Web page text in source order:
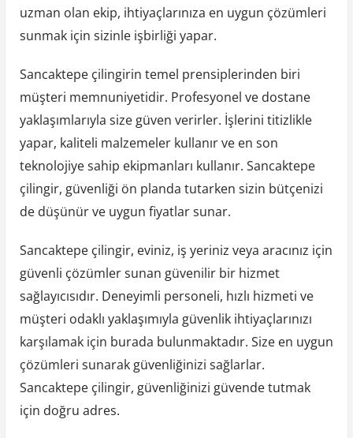
uzman olan ekip, ihtiyaçlarınıza en uygun çözümleri
sunmak için sizinle işbirliği yapar.
Sancaktepe çilingirin temel prensiplerinden biri
müşteri memnuniyetidir. Profesyonel ve dostane
yaklaşımlarıyla size güven verirler. İşlerini titizlikle
yapar, kaliteli malzemeler kullanır ve en son
teknolojiye sahip ekipmanları kullanır. Sancaktepe
çilingir, güvenliği ön planda tutarken sizin bütçenizi
de düşünür ve uygun fiyatlar sunar.
Sancaktepe çilingir, eviniz, iş yeriniz veya aracınız için
güvenli çözümler sunan güvenilir bir hizmet
sağlayıcısıdır. Deneyimli personeli, hızlı hizmeti ve
müşteri odaklı yaklaşımıyla güvenlik ihtiyaçlarınızı
karşılamak için burada bulunmaktadır. Size en uygun
çözümleri sunarak güvenliğinizi sağlarlar.
Sancaktepe çilingir, güvenliğinizi güvende tutmak
için doğru adres.